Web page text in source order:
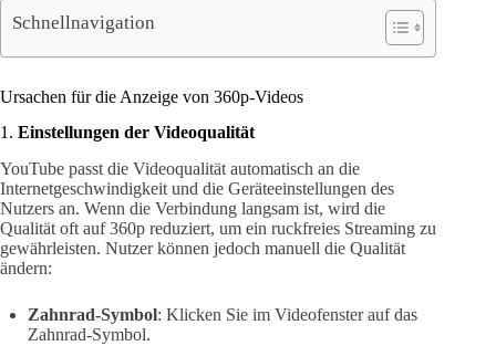
Schnellnavigation
Ursachen für die Anzeige von 360p-Videos
1. Einstellungen der Videoqualität
YouTube passt die Videoqualität automatisch an die
Internetgeschwindigkeit und die Geräteeinstellungen des
Nutzers an. Wenn die Verbindung langsam ist, wird die
Qualität oft auf 360p reduziert, um ein ruckfreies Streaming zu
gewährleisten. Nutzer können jedoch manuell die Qualität
ändern:
Zahnrad-Symbol: Klicken Sie im Videofenster auf das
Zahnrad-Symbol.